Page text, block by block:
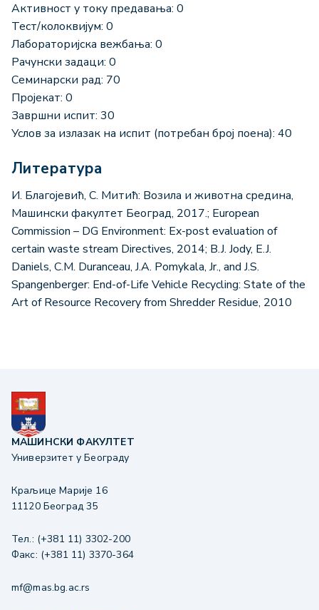
Активност у току предавања: 0
Тест/колоквијум: 0
Лабораторијска вежбања: 0
Рачунски задаци: 0
Семинарски рад: 70
Пројекат: 0
Завршни испит: 30
Услов за излазак на испит (потребан број поена): 40
Литература
И. Благојевић, С. Митић: Возила и животна средина,
Машински факултет Београд, 2017.; European
Commission – DG Environment: Ex-post evaluation of
certain waste stream Directives, 2014; B.J. Jody, E.J.
Daniels, C.M. Duranceau, J.A. Pomykala, Jr., and J.S.
Spangenberger: End-of-Life Vehicle Recycling: State of the
Art of Resource Recovery from Shredder Residue, 2010
МАШИНСКИ ФАКУЛТЕТ
Универзитет у Београду
Краљице Марије 16
11120 Београд 35
Тел.: (+381 11) 3302-200
Факс: (+381 11) 3370-364
mf@mas.bg.ac.rs